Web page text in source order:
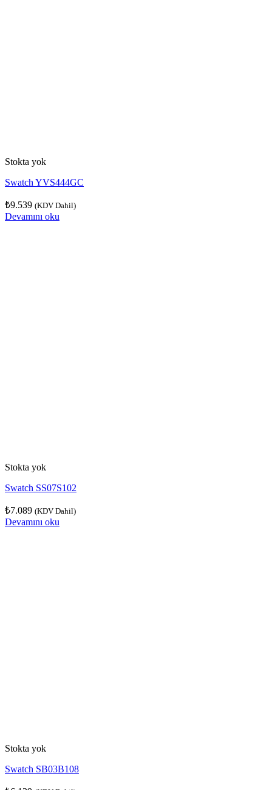
Stokta yok
Swatch YVS444GC
₺9.539 (KDV Dahil)
Devamını oku
Stokta yok
Swatch SS07S102
₺7.089 (KDV Dahil)
Devamını oku
Stokta yok
Swatch SB03B108